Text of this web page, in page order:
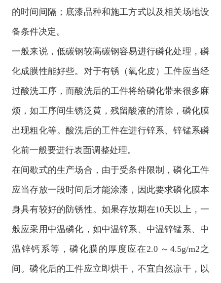
的时间间隔；底漆品种和施工方式以及相关场地设
备条件决定。
一般来说，低碳钢较高碳钢容易进行磷化处理，磷
化成膜性能好些。对于有锈（氧化皮）工件应当经
过酸洗工序，而酸洗后的工件将给磷化带来很多麻
烦，如工序间生锈泛黄，残留酸液的清除，磷化膜
出现粗化等。酸洗后的工件在进行锌系、锌锰系磷
化前一般要进行表面调整处理。
在间歇式的生产场合，由于受条件限制，磷化工件
应当存放一段时间后才能涂漆，因此要求磷化膜本
身具有较好的防锈性。如果存放期在10天以上，一
般应采用中温磷化，如中温锌系、中温锌锰系、中
温锌钙系等，磷化膜的厚度应在2.0 ～4.5g/m2之
间。磷化后的工件应立即烘干，不宜自然凉干，以